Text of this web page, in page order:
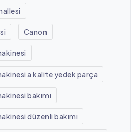
Canon
a kalite yedek parça
bakımı
düzenli bakımı